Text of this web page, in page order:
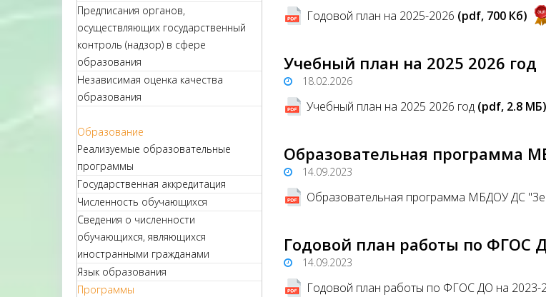
Предписания органов,
осуществляющих государственный
контроль (надзор) в сфере
образования
Независимая оценка качества
образования
Образование
Реализуемые образовательные
программы
Государственная аккредитация
Численность обучающихся
Сведения о численности
обучающихся, являющихся
иностранными гражданами
Язык образования
Программы
Годовой план на 2025-2026 (pdf, 700 Кб)
Учебный план на 2025 2026 год
18.02.2026
Учебный план на 2025 2026 год (pdf, 2.8 MБ)
Образовательная программа
14.09.2023
Образовательная программа МБДОУ ДС
Годовой план работы по ФГОС
14.09.2023
Годовой план работы по ФГОС ДО на 2023-